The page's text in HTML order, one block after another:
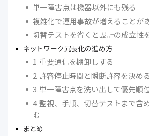
単一障害点は機器以外にも残る
複雑化で運用事故が増えることが
切替テストを省くと設計の成立性
ネットワーク冗長化の進め方
1. 重要通信を棚卸しする
2. 許容停止時間と瞬断許容を決める
3. 単一障害点を洗い出して優先順
4. 監視、手順、切替テストまで含
む
まとめ